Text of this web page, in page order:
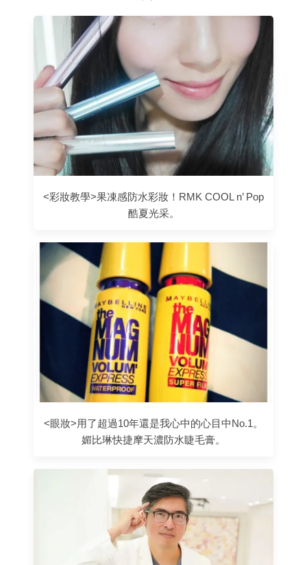
<彩妝教學>果凍感防水彩妝！RMK COOL n’ Pop
酷夏光采。
<眼妝>用了超過10年還是我心中的心目中No.1。
媚比琳快捷摩天濃防水睫毛膏。